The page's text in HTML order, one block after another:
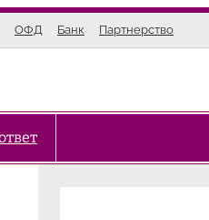
ОФД Банк Партнерство